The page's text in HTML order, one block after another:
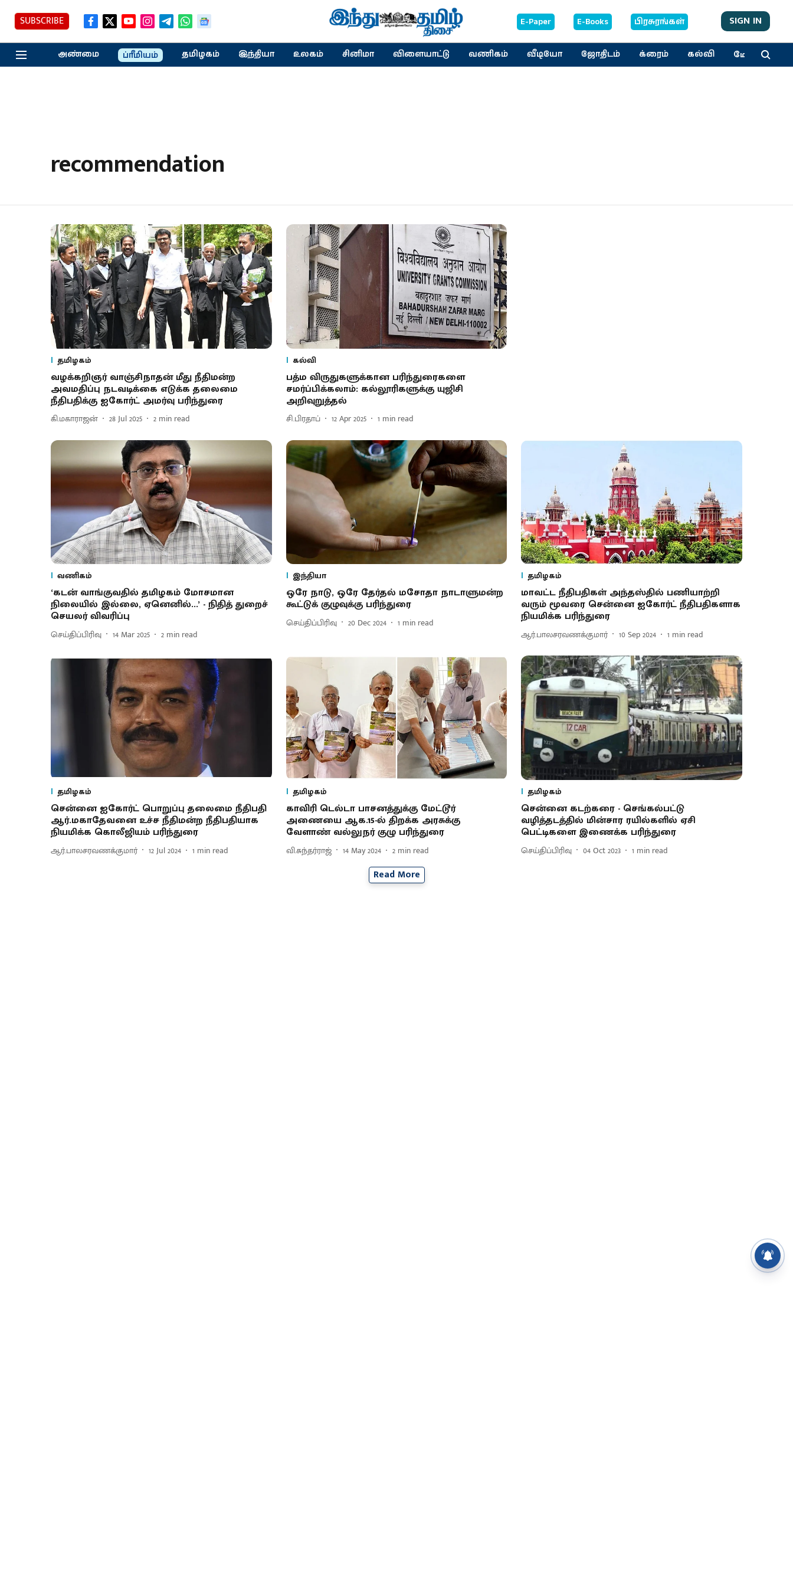
SUBSCRIBE E-Paper E-Books பிரசுரங்கள் SIGN IN
அண்மை ப்ரீமியம் தமிழகம் இந்தியா உலகம் சினிமா விளையாட்டு வணிகம் வீடியோ ஜோதிடம் க்ரைம் கல்வி மேலும்
recommendation
தமிழகம்
வழக்கறிஞர் வாஞ்சிநாதன் மீது நீதிமன்ற
அவமதிப்பு நடவடிக்கை எடுக்க தலைமை
நீதிபதிக்கு ஐகோர்ட் அமர்வு பரிந்துரை
கி.மகாராஜன் 28 Jul 2025 2 min read
கல்வி
பத்ம விருதுகளுக்கான பரிந்துரைகளை
சமர்ப்பிக்கலாம்: கல்லூரிகளுக்கு யுஜிசி
அறிவுறுத்தல்
சி.பிரதாப் 12 Apr 2025 1 min read
வணிகம்
‘கடன் வாங்குவதில் தமிழகம் மோசமான
நிலையில் இல்லை, ஏனெனில்...’ - நிதித் துறைச்
செயலர் விவரிப்பு
செய்திப்பிரிவு 14 Mar 2025 2 min read
இந்தியா
ஒரே நாடு, ஒரே தேர்தல் மசோதா நாடாளுமன்ற
கூட்டுக் குழுவுக்கு பரிந்துரை
செய்திப்பிரிவு 20 Dec 2024 1 min read
தமிழகம்
மாவட்ட நீதிபதிகள் அந்தஸ்தில் பணியாற்றி
வரும் மூவரை சென்னை ஐகோர்ட் நீதிபதிகளாக
நியமிக்க பரிந்துரை
ஆர்.பாலசரவணக்குமார் 10 Sep 2024 1 min read
தமிழகம்
சென்னை ஐகோர்ட் பொறுப்பு தலைமை நீதிபதி
ஆர்.மகாதேவனை உச்ச நீதிமன்ற நீதிபதியாக
நியமிக்க கொலீஜியம் பரிந்துரை
ஆர்.பாலசரவணக்குமார் 12 Jul 2024 1 min read
தமிழகம்
காவிரி டெல்டா பாசனத்துக்கு மேட்டூர்
அணையை ஆக.15-ல் திறக்க அரசுக்கு
வேளாண் வல்லுநர் குழு பரிந்துரை
வி.சுந்தர்ராஜ் 14 May 2024 2 min read
தமிழகம்
சென்னை கடற்கரை - செங்கல்பட்டு
வழித்தடத்தில் மின்சார ரயில்களில் ஏசி
பெட்டிகளை இணைக்க பரிந்துரை
செய்திப்பிரிவு 04 Oct 2023 1 min read
Read More